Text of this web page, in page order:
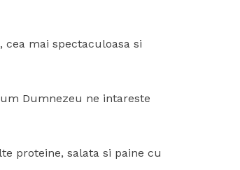
cea mai spectaculoasa si
Dumnezeu ne intareste
proteine, salata si paine cu